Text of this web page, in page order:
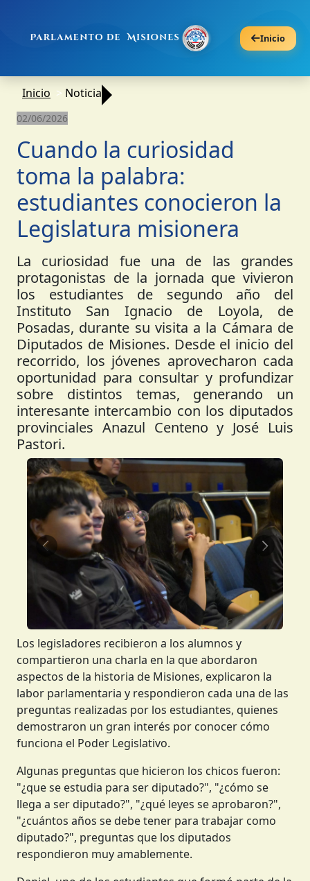
Inicio
Inicio Noticia
02/06/2026
Cuando la curiosidad
toma la palabra:
estudiantes conocieron la
Legislatura misionera
La curiosidad fue una de las grandes
protagonistas de la jornada que vivieron
los estudiantes de segundo año del
Instituto San Ignacio de Loyola, de
Posadas, durante su visita a la Cámara de
Diputados de Misiones. Desde el inicio del
recorrido, los jóvenes aprovecharon cada
oportunidad para consultar y profundizar
sobre distintos temas, generando un
interesante intercambio con los diputados
provinciales Anazul Centeno y José Luis
Pastori.
Anterior
Los legisladores recibieron a los alumnos y
compartieron una charla en la que abordaron
aspectos de la historia de Misiones, explicaron la
labor parlamentaria y respondieron cada una de las
preguntas realizadas por los estudiantes, quienes
demostraron un gran interés por conocer cómo
funciona el Poder Legislativo.
Algunas preguntas que hicieron los chicos fueron:
"¿que se estudia para ser diputado?", "¿cómo se
llega a ser diputado?", "¿qué leyes se aprobaron?",
"¿cuántos años se debe tener para trabajar como
diputado?", preguntas que los diputados
respondieron muy amablemente.